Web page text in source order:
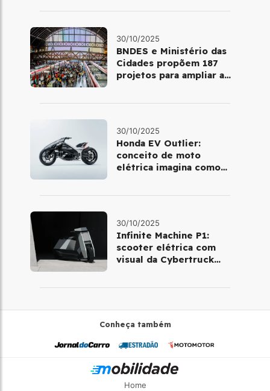
30/10/2025
BNDES e Ministério das
Cidades propõem 187
projetos para ampliar a
30/10/2025
Honda EV Outlier:
conceito de moto
elétrica imagina como
30/10/2025
Infinite Machine P1:
scooter elétrica com
visual da Cybertruck
Conheça também
Home